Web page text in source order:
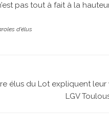
pas tout à fait à la
d'élus
élus du Lot expliquent
LGV